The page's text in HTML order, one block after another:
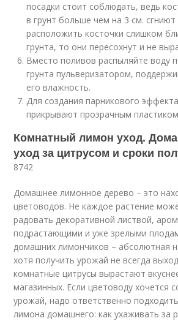
посадки стоит соблюдать, ведь
в грунт больше чем на 3 см. сгниют
расположить косточки слишком
грунта, то они пересохнут и не
Вместо поливов распыляйте воду
грунта пульверизатором,
его влажность.
Для создания парникового
прикрывают прозрачным
Комнатный лимон уход.
уход за цитрусом и сроки
8742
Домашнее лимонное дерево – это
цветоводов. Не каждое растение
радовать декоративной листвой,
подрастающими и уже зрелыми
домашних лимончиков – абсолютная
хотя получить урожай не всегда
комнатные цитрусы вырастают
магазинных. Если цветоводу хочется
урожай, надо ответственно
лимона домашнего: как ухаживать за